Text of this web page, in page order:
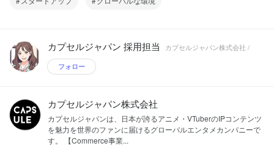
カプセルジャパン 採用担当 カプセルジャパン株式会社 /
フォロー
カプセルジャパン株式会社
カプセルジャパンは、日本が誇るアニメ・VTuberのIPコンテンツ
を魅力を世界のファンに届けるグローバルエンタメカンパニーで
す。 【Commerce事業...